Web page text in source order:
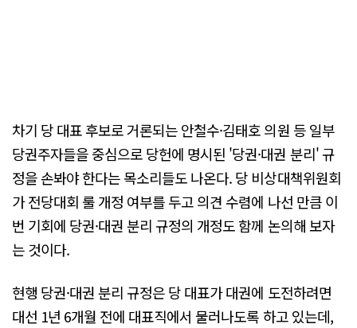
차기 당 대표 후보로 거론되는 안철수·김태호 의원 등 일부
당권주자들을 중심으로 당헌에 명시된 '당권·대권 분리' 규
정을 손봐야 한다는 목소리들도 나온다. 당 비상대책위원회
가 전당대회 룰 개정 여부를 두고 의견 수렴에 나선 만큼 이
번 기회에 당권·대권 분리 규정의 개정도 함께 논의해 보자
는 것이다.
현행 당권·대권 분리 규정은 당 대표가 대권에 도전하려면
대선 1년 6개월 전에 대표직에서 물러나도록 하고 있는데,